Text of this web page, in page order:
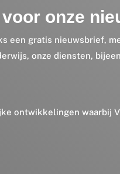
onze
een gratis nieuwsbrief,
onze diensten,
ontwikkelingen waarbij